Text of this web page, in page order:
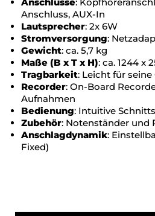
Anschluss, AUX-In
Lautsprecher: 2x 6W
Stromversorgung:
Gewicht: ca. 5,7 kg
Maße (B x T x H): ca. 1244 x
Tragbarkeit: Leicht für seine
Recorder: On-Board
Aufnahmen
Bedienung: Intuitive
Zubehör: Notenständer und
Anschlagdynamik:
Fixed)